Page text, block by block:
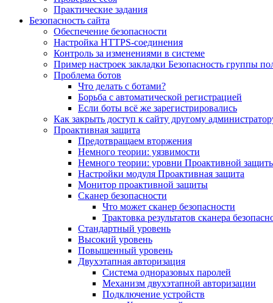
Практические задания
Безопасность сайта
Обеспечение безопасности
Настройка HTTPS-соединения
Контроль за изменениями в системе
Пример настроек закладки Безопасность группы
Проблема ботов
Что делать с ботами?
Борьба с автоматической регистрацией
Если боты всё же зарегистрировались
Как закрыть доступ к сайту другому
Проактивная защита
Предотвращаем вторжения
Немного теории: уязвимости
Немного теории: уровни Проактивной
Настройки модуля Проактивная защита
Монитор проактивной защиты
Сканер безопасности
Что может сканер безопасности
Трактовка результатов сканера
Стандартный уровень
Высокий уровень
Повышенный уровень
Двухэтапная авторизация
Система одноразовых паролей
Механизм двухэтапной авторизации
Подключение устройств